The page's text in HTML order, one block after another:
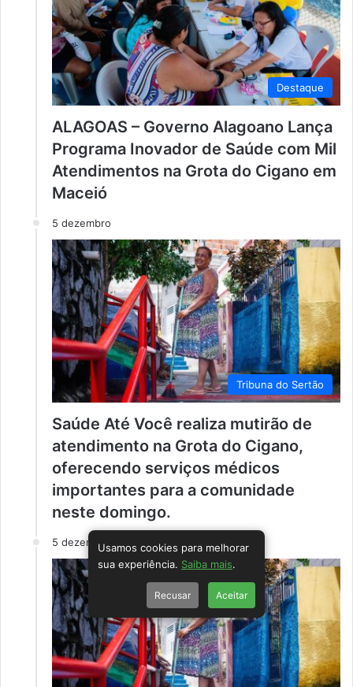
Destaque
ALAGOAS – Governo Alagoano Lança
Programa Inovador de Saúde com Mil
Atendimentos na Grota do Cigano em
Maceió
5 dezembro
Tribuna do Sertão
Saúde Até Você realiza mutirão de
atendimento na Grota do Cigano,
oferecendo serviços médicos
importantes para a comunidade
neste domingo.
5 dezembroUsamos cookies para melhorar
sua experiência. Saiba mais
Recusar Aceitar